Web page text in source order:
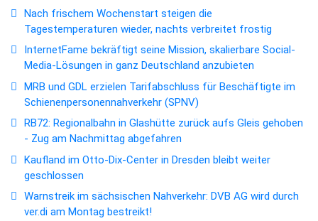
Nach frischem Wochenstart steigen die
Tagestemperaturen wieder, nachts verbreitet frostig
InternetFame bekräftigt seine Mission, skalierbare Social-
Media-Lösungen in ganz Deutschland anzubieten
MRB und GDL erzielen Tarifabschluss für Beschäftigte im
Schienenpersonennahverkehr (SPNV)
RB72: Regionalbahn in Glashütte zurück aufs Gleis gehoben
- Zug am Nachmittag abgefahren
Kaufland im Otto-Dix-Center in Dresden bleibt weiter
geschlossen
Warnstreik im sächsischen Nahverkehr: DVB AG wird durch
ver.di am Montag bestreikt!